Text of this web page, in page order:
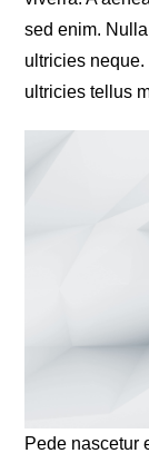
sed enim.
ultricies
ultricies tellus
Pede nascetur